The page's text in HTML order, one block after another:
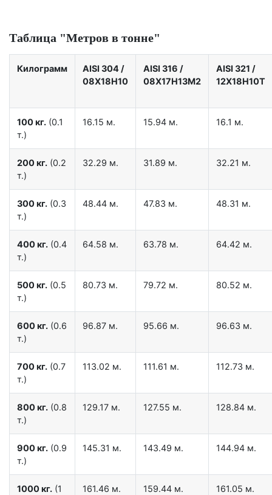
Таблица "Метров в тонне"
Килограмм AISI 304 /
08Х18Н10
AISI 316 /
08Х17Н13М2
AISI 321 /
12Х18Н10Т
100 кг. (0.1
т.)
16.15 м. 15.94 м. 16.1 м.
200 кг. (0.2
т.)
32.29 м. 31.89 м. 32.21 м.
300 кг. (0.3
т.)
48.44 м. 47.83 м. 48.31 м.
400 кг. (0.4
т.)
64.58 м. 63.78 м. 64.42 м.
500 кг. (0.5
т.)
80.73 м. 79.72 м. 80.52 м.
600 кг. (0.6
т.)
96.87 м. 95.66 м. 96.63 м.
700 кг. (0.7
т.)
113.02 м. 111.61 м. 112.73 м.
800 кг. (0.8
т.)
129.17 м. 127.55 м. 128.84 м.
900 кг. (0.9
т.)
145.31 м. 143.49 м. 144.94 м.
1000 кг. (1
161.46 м. 159.44 м. 161.05 м.